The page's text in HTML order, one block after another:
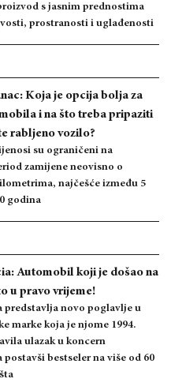
s jasnim prednostima
prostranosti i uglađenosti
Koja je opcija bolja za
i na što treba pripaziti
rabljeno vozilo?
su ograničeni na
zamijene neovisno o
najčešće između 5
godina
Automobil koji je došao na
u pravo vrijeme!
predstavlja novo poglavlje u
marke koja je njome 1994.
ulazak u koncern
postavši bestseler na više od 60